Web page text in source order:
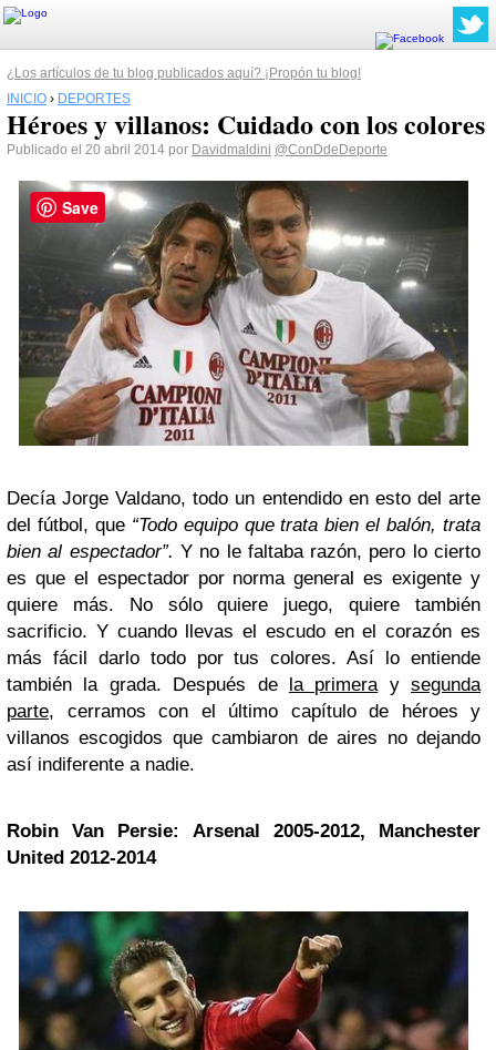
¿Los artículos de tu blog publicados aquí? ¡Propón tu blog!
INICIO › DEPORTES
Héroes y villanos: Cuidado con los colores
Publicado el 20 abril 2014 por Davidmaldini @ConDdeDeporte
Decía Jorge Valdano, todo un entendido en esto del arte
del fútbol, que “Todo equipo que trata bien el balón, trata
bien al espectador”. Y no le faltaba razón, pero lo cierto
es que el espectador por norma general es exigente y
quiere más. No sólo quiere juego, quiere también
sacrificio. Y cuando llevas el escudo en el corazón es
más fácil darlo todo por tus colores. Así lo entiende
también la grada. Después de la primera y segunda
parte, cerramos con el último capítulo de héroes y
villanos escogidos que cambiaron de aires no dejando
así indiferente a nadie.
Robin Van Persie: Arsenal 2005-2012, Manchester
United 2012-2014
Save